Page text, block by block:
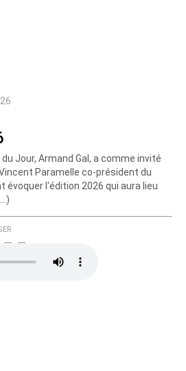
les nouveaux commentaires
Jour, Armand Gal, a comme invité
Paramelle co-président du
évoquer l'édition 2026 qui aura lieu